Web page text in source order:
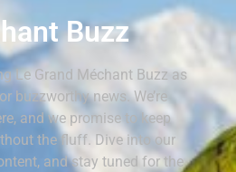
Buzz
Le Grand Méchant Buzz as
buzzworthy news. We’re
and we promise to keep
the fluff. Dive into our
and stay tuned for the